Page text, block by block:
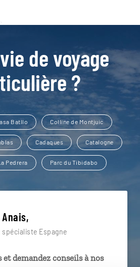
de voyage
?
Batllo Colline de Montjuic
Cadaques Catalogne
Pedrera Parc du Tibidabo
Anais,
spécialiste Espagne
et demandez conseils à nos